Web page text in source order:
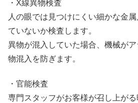
・X線異物検査
人の眼では見つけにくい細かな金
ていないか検査します。
異物が混入していた場合、機械が
物混入を防ぎます。
・官能検査
専門スタッフがお客様が召し上が